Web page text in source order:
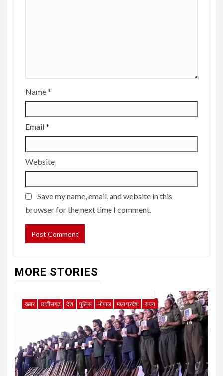
Name*
Email*
Website
Save my name, email, and website in this
browser for the next time I comment.
MORE STORIES
ख़बर छत्तीसगढ़ देश पुलिस भोपाल मध्य प्रदेश राज्य